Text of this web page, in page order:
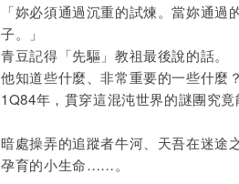
「妳必須通過沉重的試煉。當妳通
子。」
青豆記得「先驅」教祖最後說的話。
他知道些什麼、非常重要的一些什麼？
1Q84年，貫穿這混沌世界的謎團究竟
暗處操弄的追蹤者牛河、天吾在迷途
孕育的小生命……。